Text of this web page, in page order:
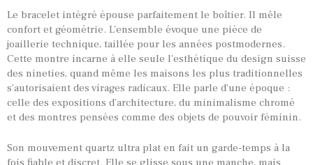
PANIER
Le bracelet intégré épouse parfaitement le boîtier. Il mêle
confort et géométrie. L’ensemble évoque une pièce de
joaillerie technique, taillée pour les années postmodernes.
Cette montre incarne à elle seule l’esthétique du design suisse
des nineties, quand même les maisons les plus traditionnelles
s’autorisaient des virages radicaux. Elle parle d’une époque :
celle des expositions d’architecture, du minimalisme chromé
et des montres pensées comme des objets de pouvoir féminin.
Son mouvement quartz ultra plat en fait un garde-temps à la